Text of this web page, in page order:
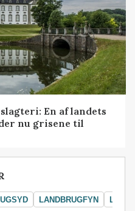
En af landets
nu grisene til
LANDBRUGFYN